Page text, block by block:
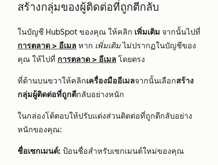
สร้างกลุ่มของผู้ติดต่อที่ถูกตีกลับ
ในบัญชี HubSpot ของคุณ ให้คลิก เพิ่มเติม จากนั้นไปที่
การตลาด > อีเมล หาก เพิ่มเติมไม่ปรากฏในบัญชีของ
คุณ ให้ไปที่ การตลาด > อีเมล โดยตรง
ที่ด้านบนขวาให้คลิกเครื่องมืออีเมลจากนั้นเลือกสร้าง
กลุ่มผู้ติดต่อที่ถูกตีกลับอย่างหนัก
ในกล่องโต้ตอบให้ปรับแต่งส่วนติดต่อที่ถูกตีกลับอย่าง
หนักของคุณ:
ชื่อเซกเมนต์: ป้อนชื่อสำหรับเซกเมนต์ใหม่ของคุณ